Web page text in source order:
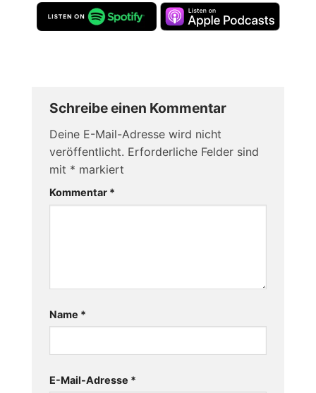
Schreibe einen Kommentar
Deine E-Mail-Adresse wird nicht
veröffentlicht. Erforderliche Felder sind
mit * markiert
Kommentar *
Name *
E-Mail-Adresse *